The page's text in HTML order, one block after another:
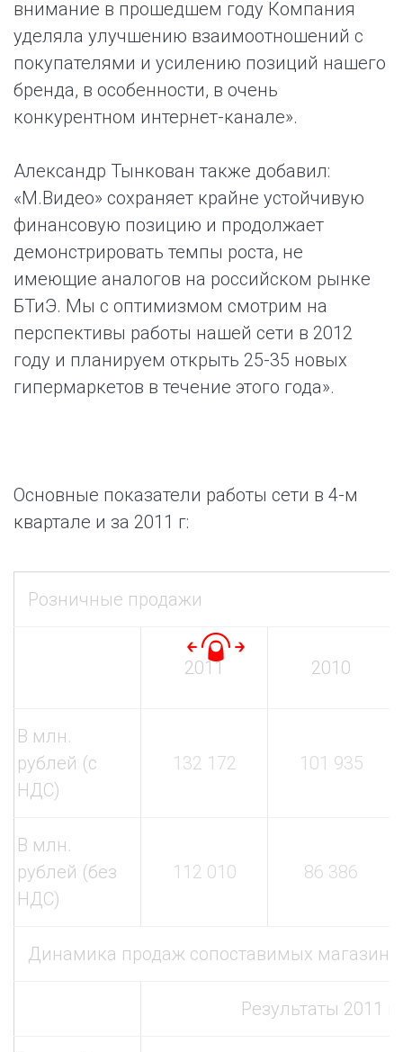
внимание в прошедшем году Компания
уделяла улучшению взаимоотношений с
покупателями и усилению позиций нашего
бренда, в особенности, в очень
конкурентном интернет-канале».
Александр Тынкован также добавил:
«М.Видео» сохраняет крайне устойчивую
финансовую позицию и продолжает
демонстрировать темпы роста, не
имеющие аналогов на российском рынке
БТиЭ. Мы с оптимизмом смотрим на
перспективы работы нашей сети в 2012
году и планируем открыть 25-35 новых
гипермаркетов в течение этого года».
Основные показатели работы сети в 4-м
квартале и за 2011 г:
Розничные продажи
2011 2010
В млн.
рублей (с
НДС)
132 172 101 935
В млн.
рублей (без
НДС)
112 010 86 386
Динамика продаж сопоставимых
Результаты 2011